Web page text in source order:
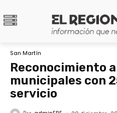
San Martín
Reconocimiento
municipales con
servicio